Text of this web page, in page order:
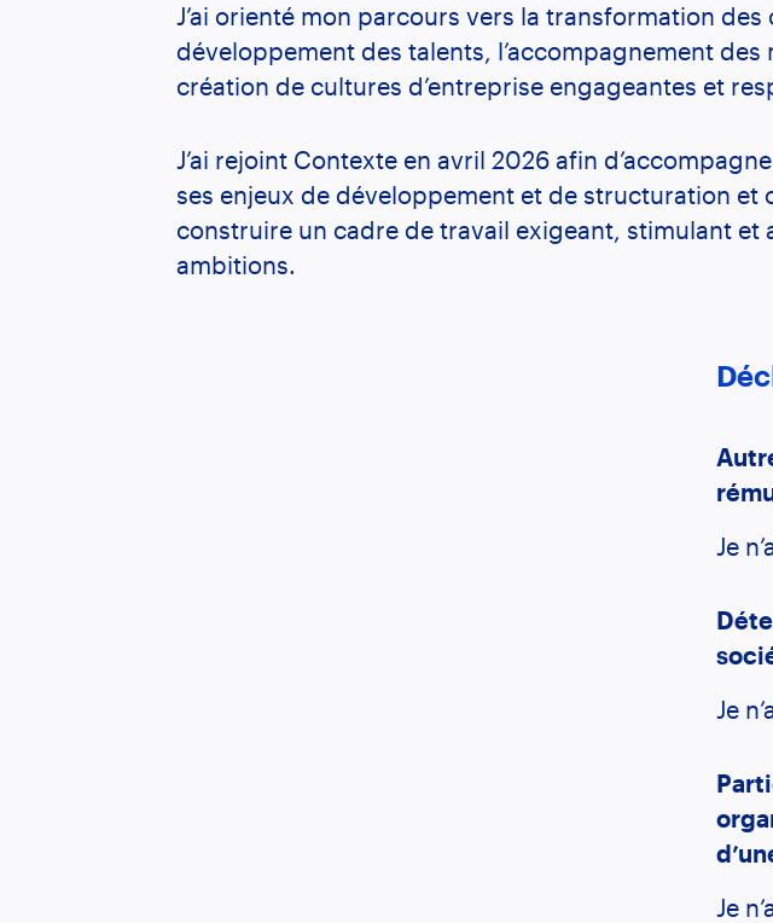
J’ai orienté mon parcours vers la transformation
développement des talents, l’accompagnement des
création de cultures d’entreprise engageantes et
J’ai rejoint Contexte en avril 2026 afin
ses enjeux de développement et de structuration et
construire un cadre de travail exigeant, stimulant et
ambitions.
Je
Je
Je